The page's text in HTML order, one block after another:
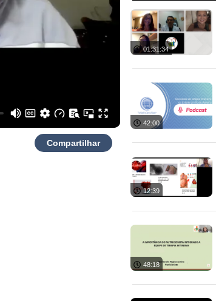
Compartilhar
01:31:34
42:00
12:39
48:18